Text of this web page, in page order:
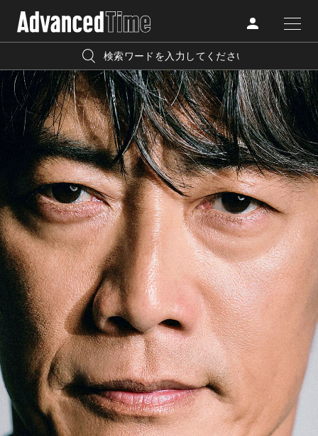
CATEGORY
FASHION
BEAUTY
TRAVEL
LIFESTYLE
FOLLOW US
AdvancedClub
『AdvancedTime』は、自由でしなやかに生きるハイエンド
な大人達におくる、スペシャルイシュー満載のメディア。
高感度なファッション、カルチャーに溺愛、未知の幅広い
教養を求め、今までの人生で積んだ経験、知見を余裕をも
って楽しみながら、進化するソーシャルに寄り添いたい。
何かに縛られていた時間から解き放たれつつある世代の
ライフスタイルを豊かに彩る『AdvancedTime』が発信する
情報をさらに充実し、より速やかに、活用できる
「AdvancedClub」会員組織を設けました。
「AdvancedClub」会員に登録すると、プレゼント応募情報
の一覧、プレミアムな会員限定イベント、ブランドのエクス
クルーシブアイテムの紹介など、特別なコンテンツ情報を
メールマガジンでお届け致します。更に『AdvancedTime』
人気の検索キーワード
宿泊 プレゼント
リゾート インテリア
美白 アイメイク